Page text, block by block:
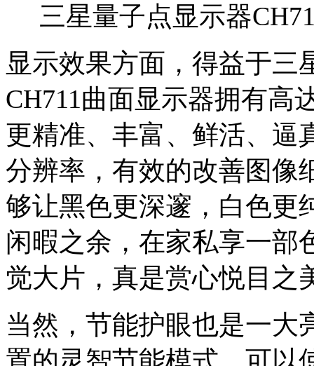
三星量子点显示器
显示效果方面，得益于三
CH711曲面显示器拥有高
更精准、丰富、鲜活、逼
分辨率，有效的改善图像
够让黑色更深邃，白色更
闲暇之余，在家私享一部
觉大片，真是赏心悦目之
当然，节能护眼也是一大